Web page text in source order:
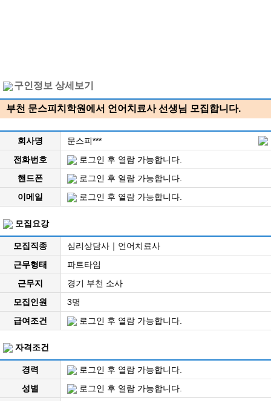
구인정보 상세보기
부천 문스피치학원에서 언어치료사 선생님 모집합니다.
회사명
문스피***
전화번호
로그인 후 열람 가능합니다.
핸드폰
로그인 후 열람 가능합니다.
이메일
로그인 후 열람 가능합니다.
모집요강
모집직종
심리상담사｜언어치료사
근무형태
파트타임
근무지
경기 부천 소사
모집인원
3명
급여조건
로그인 후 열람 가능합니다.
자격조건
경력
로그인 후 열람 가능합니다.
성별
로그인 후 열람 가능합니다.